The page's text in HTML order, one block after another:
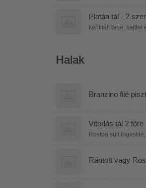
Platán tál - 2
konfitált tarja, sajttal
Halak
Branzino filé
Vitorlás tál 2 főre
Roston sült
steakburgonya,
Rántott vagy